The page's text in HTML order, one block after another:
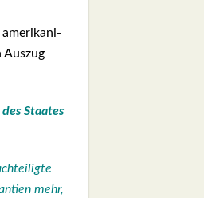
ame­ri­ka­ni­
Aus­zug
Staa­tes
mehr,